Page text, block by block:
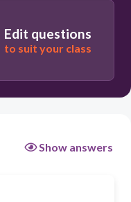
Edit questions
to suit your class
Show answers